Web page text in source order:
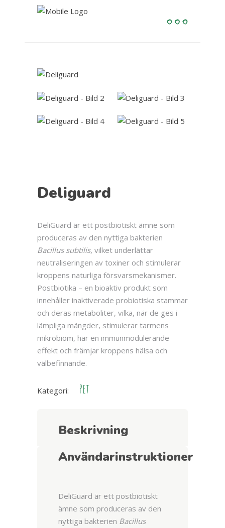
Deliguard
DeliGuard är ett postbiotiskt ämne som
produceras av den nyttiga bakterien
Bacillus subtilis, vilket underlättar
neutraliseringen av toxiner och stimulerar
kroppens naturliga försvarsmekanismer.
Postbiotika – en bioaktiv produkt som
innehåller inaktiverade probiotiska stammar
och deras metaboliter, vilka, när de ges i
lämpliga mängder, stimulerar tarmens
mikrobiom, har en immunmodulerande
effekt och främjar kroppens hälsa och
välbefinnande.
Kategori: Pet
Beskrivning
Användarinstruktioner
DeliGuard är ett postbiotiskt
ämne som produceras av den
nyttiga bakterien Bacillus